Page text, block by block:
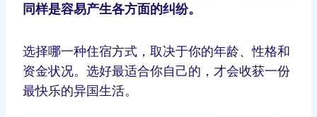
同样是容易产生各方面的纠纷。
选择哪一种住宿方式，取决于你的年龄、性格和
资金状况。选好最适合你自己的，才会收获一份
最快乐的异国生活。